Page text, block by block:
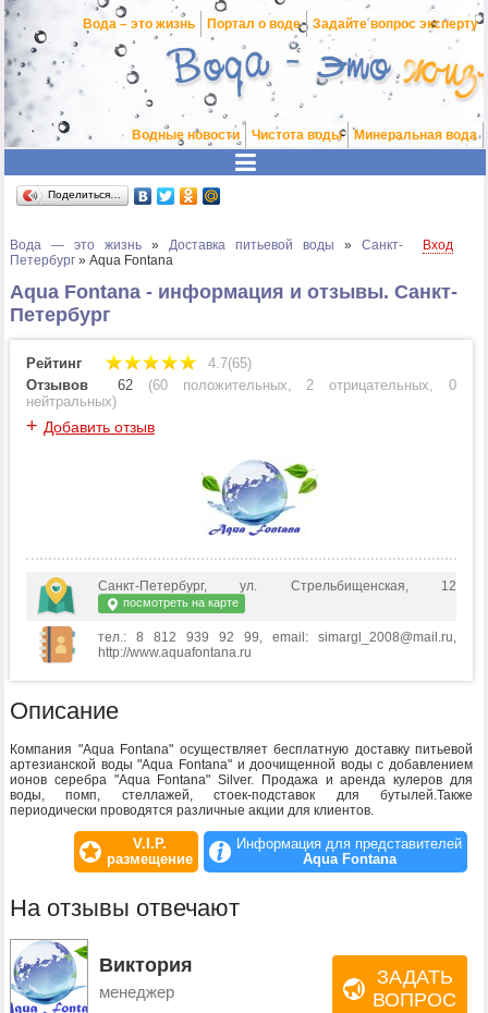
Вода – это жизнь Портал о воде Задайте вопрос эксперту
Водные новости Чистота воды Минеральная вода
Поделиться…
Вода — это жизнь »Доставка питьевой воды »Санкт-
Петербург » Aqua Fontana
Вход
Aqua Fontana - информация и отзывы. Санкт-
Петербург
Рейтинг
4.7(65)
Отзывов
62(60 положительных,2 отрицательных,0
нейтральных)
+ Добавить отзыв
Санкт-Петербург, ул. Стрельбищенская, 12
посмотреть на карте
тел.: 8 812 939 92 99, email: simargl_2008@mail.ru,
http://www.aquafontana.ru
Описание
Компания "Aqua Fontana" осуществляет бесплатную доставку питьевой
артезианской воды "Aqua Fontana" и доочищенной воды с добавлением
ионов серебра "Aqua Fontana" Silver. Продажа и аренда кулеров для
воды, помп, стеллажей, стоек-подставок для бутылей.Также
периодически проводятся различные акции для клиентов.
V.I.P.
размещение
Информация для представителей
Aqua Fontana
На отзывы отвечают
Виктория
менеджер
ЗАДАТЬ
ВОПРОС